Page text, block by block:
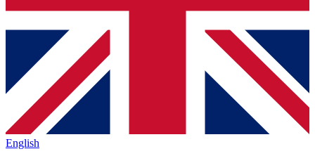
English